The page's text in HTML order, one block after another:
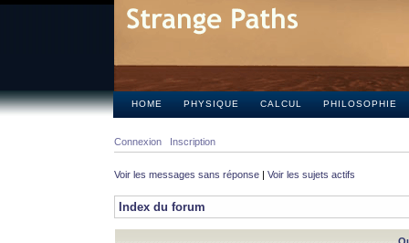
HOME PHYSIQUE CALCUL PHILOSOPHIE
Connexion Inscription
Voir les messages sans réponse | Voir les sujets actifs
Index du forum